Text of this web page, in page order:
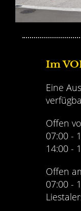
Im
Eine
Offen
07:00 -
14:00 -
Offen
07:00 -